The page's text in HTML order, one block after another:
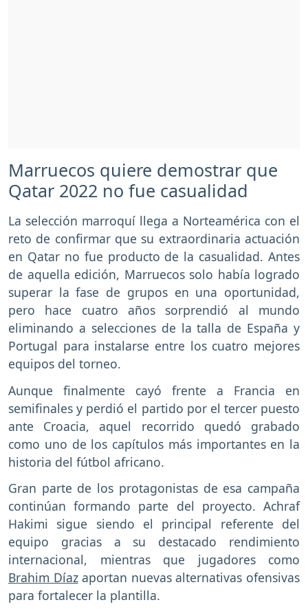
Marruecos quiere demostrar que
Qatar 2022 no fue casualidad
La selección marroquí llega a Norteamérica con el
reto de confirmar que su extraordinaria actuación
en Qatar no fue producto de la casualidad. Antes
de aquella edición, Marruecos solo había logrado
superar la fase de grupos en una oportunidad,
pero hace cuatro años sorprendió al mundo
eliminando a selecciones de la talla de España y
Portugal para instalarse entre los cuatro mejores
equipos del torneo.
Aunque finalmente cayó frente a Francia en
semifinales y perdió el partido por el tercer puesto
ante Croacia, aquel recorrido quedó grabado
como uno de los capítulos más importantes en la
historia del fútbol africano.
Gran parte de los protagonistas de esa campaña
continúan formando parte del proyecto. Achraf
Hakimi sigue siendo el principal referente del
equipo gracias a su destacado rendimiento
internacional, mientras que jugadores como
Brahim Díazaportan nuevas alternativas ofensivas
para fortalecer la plantilla.